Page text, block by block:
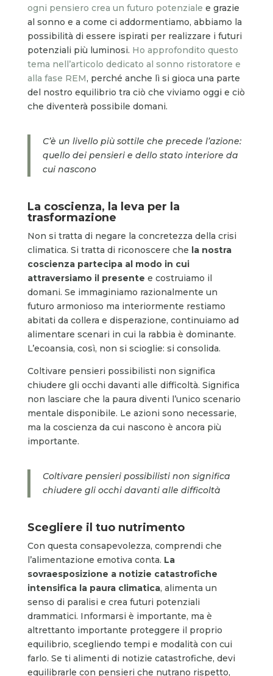
ogni pensiero crea un futuro potenziale e grazie
al sonno e a come ci addormentiamo, abbiamo la
possibilità di essere ispirati per realizzare i futuri
potenziali più luminosi. Ho approfondito questo
tema nell’articolo dedicato al sonno ristoratore e
alla fase REM, perché anche lì si gioca una parte
del nostro equilibrio tra ciò che viviamo oggi e ciò
che diventerà possibile domani.
C’è un livello più sottile che precede l’azione:
quello dei pensieri e dello stato interiore da
cui nascono
La coscienza, la leva per la
trasformazione
Non si tratta di negare la concretezza della crisi
climatica. Si tratta di riconoscere che la nostra
coscienza partecipa al modo in cui
attraversiamo il presente e costruiamo il
domani. Se immaginiamo razionalmente un
futuro armonioso ma interiormente restiamo
abitati da collera e disperazione, continuiamo ad
alimentare scenari in cui la rabbia è dominante.
L’ecoansia, così, non si scioglie: si consolida.
Coltivare pensieri possibilisti non significa
chiudere gli occhi davanti alle difficoltà. Significa
non lasciare che la paura diventi l’unico scenario
mentale disponibile. Le azioni sono necessarie,
ma la coscienza da cui nascono è ancora più
importante.
Coltivare pensieri possibilisti non significa
chiudere gli occhi davanti alle difficoltà
Scegliere il tuo nutrimento
Con questa consapevolezza, comprendi che
l’alimentazione emotiva conta. La
sovraesposizione a notizie catastrofiche
intensifica la paura climatica, alimenta un
senso di paralisi e crea futuri potenziali
drammatici. Informarsi è importante, ma è
altrettanto importante proteggere il proprio
equilibrio, scegliendo tempi e modalità con cui
farlo. Se ti alimenti di notizie catastrofiche, devi
equilibrarle con pensieri che nutrano rispetto,